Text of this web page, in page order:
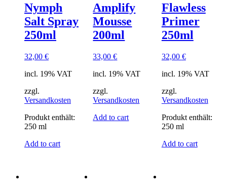
Nymph
Salt Spray
250ml
32,00 €
incl. 19% VAT
zzgl.
Versandkosten
Produkt enthält:
250 ml
Add to cart
Amplify
Mousse
200ml
33,00€
incl. 19% VAT
zzgl.
Versandkosten
Add to cart
Flawless
Primer
250ml
32,00 €
incl. 19% VAT
zzgl.
Versandkosten
Produkt enthält:
250 ml
Add to cart